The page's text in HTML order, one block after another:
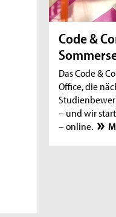
Code &
Das Code &
Office, die
– und wir
– online.